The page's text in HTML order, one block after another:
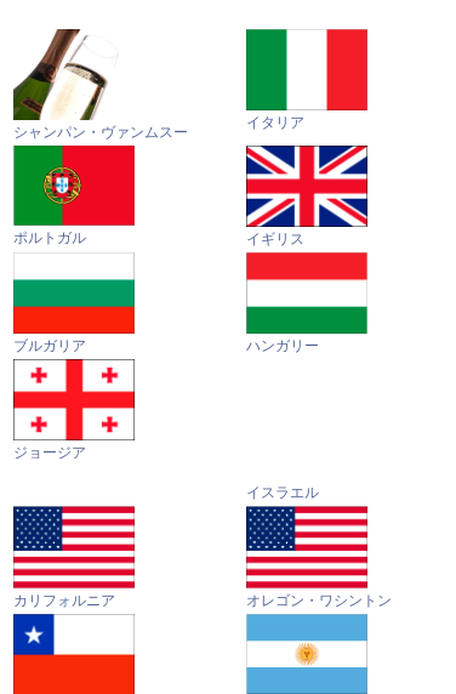
シャンパン・ヴァンムスー
イタリア
ポルトガル イギリス
ブルガリア ハンガリー
ジョージア
イスラエル
カリフォルニア オレゴン・ワシントン